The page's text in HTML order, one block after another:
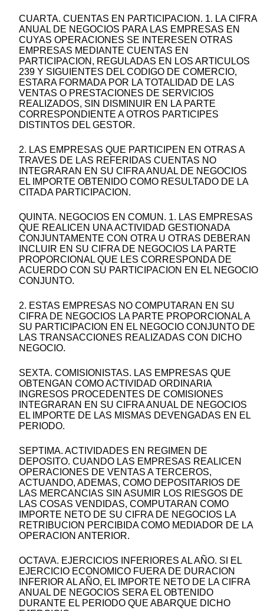
CUARTA. CUENTAS EN PARTICIPACION. 1. LA CIFRA
ANUAL DE NEGOCIOS PARA LAS EMPRESAS EN
CUYAS OPERACIONES SE INTERESEN OTRAS
EMPRESAS MEDIANTE CUENTAS EN
PARTICIPACION, REGULADAS EN LOS ARTICULOS
239 Y SIGUIENTES DEL CODIGO DE COMERCIO,
ESTARA FORMADA POR LA TOTALIDAD DE LAS
VENTAS O PRESTACIONES DE SERVICIOS
REALIZADOS, SIN DISMINUIR EN LA PARTE
CORRESPONDIENTE A OTROS PARTICIPES
DISTINTOS DEL GESTOR.
2. LAS EMPRESAS QUE PARTICIPEN EN OTRAS A
TRAVES DE LAS REFERIDAS CUENTAS NO
INTEGRARAN EN SU CIFRA ANUAL DE NEGOCIOS
EL IMPORTE OBTENIDO COMO RESULTADO DE LA
CITADA PARTICIPACION.
QUINTA. NEGOCIOS EN COMUN. 1. LAS EMPRESAS
QUE REALICEN UNA ACTIVIDAD GESTIONADA
CONJUNTAMENTE CON OTRA U OTRAS DEBERAN
INCLUIR EN SU CIFRA DE NEGOCIOS LA PARTE
PROPORCIONAL QUE LES CORRESPONDA DE
ACUERDO CON SU PARTICIPACION EN EL NEGOCIO
CONJUNTO.
2. ESTAS EMPRESAS NO COMPUTARAN EN SU
CIFRA DE NEGOCIOS LA PARTE PROPORCIONAL A
SU PARTICIPACION EN EL NEGOCIO CONJUNTO DE
LAS TRANSACCIONES REALIZADAS CON DICHO
NEGOCIO.
SEXTA. COMISIONISTAS. LAS EMPRESAS QUE
OBTENGAN COMO ACTIVIDAD ORDINARIA
INGRESOS PROCEDENTES DE COMISIONES
INTEGRARAN EN SU CIFRA ANUAL DE NEGOCIOS
EL IMPORTE DE LAS MISMAS DEVENGADAS EN EL
PERIODO.
SEPTIMA. ACTIVIDADES EN REGIMEN DE
DEPOSITO. CUANDO LAS EMPRESAS REALICEN
OPERACIONES DE VENTAS A TERCEROS,
ACTUANDO, ADEMAS, COMO DEPOSITARIOS DE
LAS MERCANCIAS SIN ASUMIR LOS RIESGOS DE
LAS COSAS VENDIDAS, COMPUTARAN COMO
IMPORTE NETO DE SU CIFRA DE NEGOCIOS LA
RETRIBUCION PERCIBIDA COMO MEDIADOR DE LA
OPERACION ANTERIOR.
OCTAVA. EJERCICIOS INFERIORES AL AÑO. SI EL
EJERCICIO ECONOMICO FUERA DE DURACION
INFERIOR AL AÑO, EL IMPORTE NETO DE LA CIFRA
ANUAL DE NEGOCIOS SERA EL OBTENIDO
DURANTE EL PERIODO QUE ABARQUE DICHO